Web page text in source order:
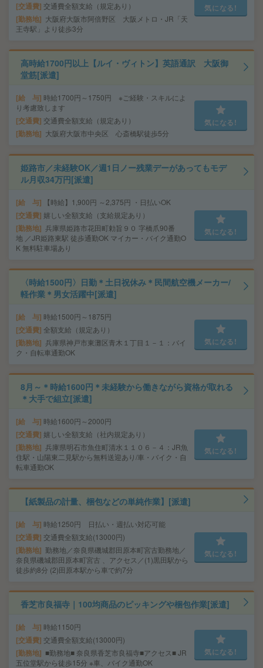
交通費 交通費全額支給（規定あり）
勤務地
大阪府大阪市阿倍野区 大阪メトロ・JR「天
王寺駅」より徒歩3分
気になる!
高時給1700円以上【ルイ・ヴィトン】英語通訳 大阪御
堂筋[派遣]
給 与 時給1700円～1750円 ※ご経験・スキルによ
り考慮致します
交通費 交通費全額支給（規定あり）
勤務地 大阪府大阪市中央区 心斎橋駅徒歩5分
気になる!
姫路市／未経験OK／週1日ノー残業デーがあってもモデ
ル月収34万円[派遣]
給 与 【時給】1,900円 ～2,375円 ・日払いOK
交通費 嬉しい全額支給（支給規定あり）
勤務地 兵庫県姫路市花田町勅旨９０ 字橋爪90番
地 ／JR姫路東駅 徒歩通勤OK マイカー・バイク通勤O
K 無料駐車場あり
気になる!
〈時給1500円〉日勤＊土日祝休み＊民間航空機メーカー/
軽作業＊男女活躍中[派遣]
給 与 時給1500円～1875円
交通費 全額支給（規定あり）
勤務地 兵庫県神戸市東灘区青木１丁目１－１：バイ
ク・自転車通勤OK
気になる!
8月～＊時給1600円＊未経験から働きながら資格が取れる
＊大手で組立[派遣]
給 与 時給1600円～2000円
交通費 嬉しい全額支給（社内規定あり）
勤務地 兵庫県明石市魚住町清水１１０６－４：JR魚
住駅・山陽東二見駅から無料送迎あり/車・バイク・自
転車通勤OK
気になる!
【紙製品の計量、梱包などの単純作業】[派遣]
給 与 時給1250円 日払い・週払い対応可能
交通費 交通費全額支給(13000円)
勤務地 勤務地／奈良県磯城郡田原本町宮古勤務地／
奈良県磯城郡田原本町宮古 、アクセス／(1)黒田駅から
徒歩約8分 (2)田原本駅から車で約7分
気になる!
香芝市良福寺｜100均商品のピッキングや梱包作業[派遣]
給 与 時給1150円
交通費 交通費全額支給(13000円)
勤務地
■勤務地■ 奈良県香芝市良福寺■アクセス■ JR
五位堂駅から徒歩15分 ※車、バイク通勤OK
気になる!